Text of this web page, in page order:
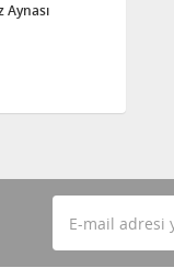
Aynası